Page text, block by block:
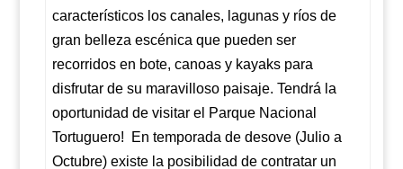
característicos los canales, lagunas y ríos de
gran belleza escénica que pueden ser
recorridos en bote, canoas y kayaks para
disfrutar de su maravilloso paisaje. Tendrá la
oportunidad de visitar el Parque Nacional
Tortuguero! En temporada de desove (Julio a
Octubre) existe la posibilidad de contratar un